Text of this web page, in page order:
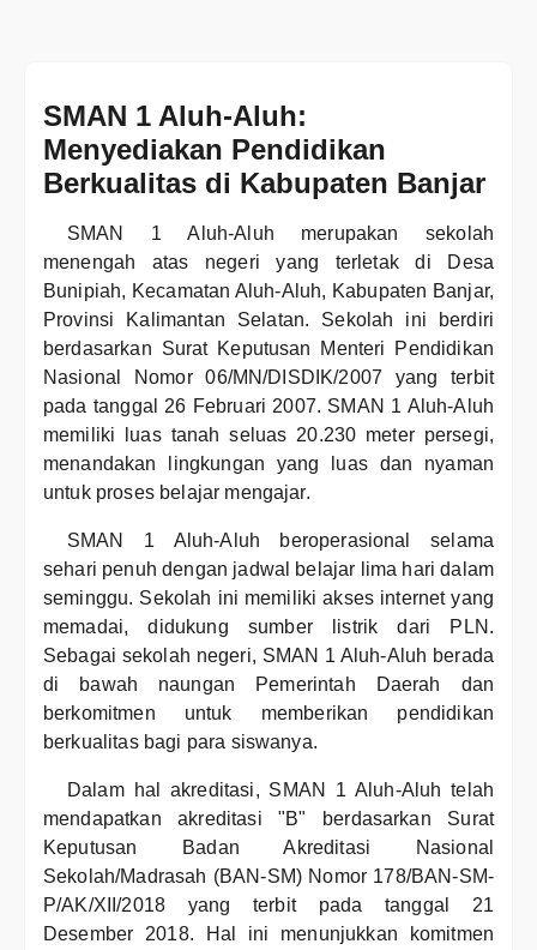
SMAN 1 Aluh-Aluh:
Menyediakan Pendidikan
Berkualitas di Kabupaten Banjar
SMAN 1 Aluh-Aluh merupakan sekolah
menengah atas negeri yang terletak di Desa
Bunipiah, Kecamatan Aluh-Aluh, Kabupaten Banjar,
Provinsi Kalimantan Selatan. Sekolah ini berdiri
berdasarkan Surat Keputusan Menteri Pendidikan
Nasional Nomor 06/MN/DISDIK/2007 yang terbit
pada tanggal 26 Februari 2007. SMAN 1 Aluh-Aluh
memiliki luas tanah seluas 20.230 meter persegi,
menandakan lingkungan yang luas dan nyaman
untuk proses belajar mengajar.
SMAN 1 Aluh-Aluh beroperasional selama
sehari penuh dengan jadwal belajar lima hari dalam
seminggu. Sekolah ini memiliki akses internet yang
memadai, didukung sumber listrik dari PLN.
Sebagai sekolah negeri, SMAN 1 Aluh-Aluh berada
di bawah naungan Pemerintah Daerah dan
berkomitmen untuk memberikan pendidikan
berkualitas bagi para siswanya.
Dalam hal akreditasi, SMAN 1 Aluh-Aluh telah
mendapatkan akreditasi "B" berdasarkan Surat
Keputusan Badan Akreditasi Nasional
Sekolah/Madrasah (BAN-SM) Nomor 178/BAN-SM-
P/AK/XII/2018 yang terbit pada tanggal 21
Desember 2018. Hal ini menunjukkan komitmen